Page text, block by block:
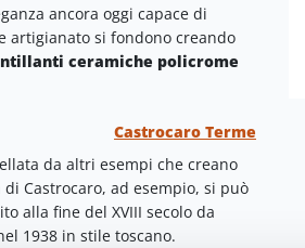
ancora oggi capace di
artigianato si fondono creando
ceramiche policrome
Castrocaro Terme
da altri esempi che creano
Castrocaro, ad esempio, si può
alla fine del XVIII secolo da
1938 in stile toscano.